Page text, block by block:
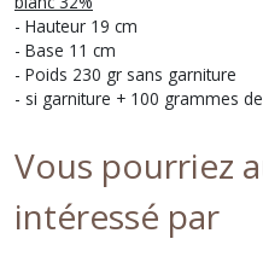
- Hauteur 19 cm
- Base 11 cm
- Poids 230 gr sans garniture
- si garniture + 100 grammes
Vous pourriez
intéressé par